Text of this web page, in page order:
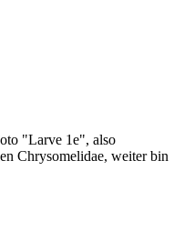
"Larve 1e", also
Chrysomelidae, weiter bin